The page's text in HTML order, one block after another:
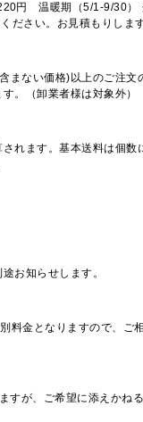
円 温暖期（5/1-9/30）
さい。お見積もりしま
ない価格)以上のご注
。（卸業者様は対象外）
れます。基本送料は個
お知らせします。
料金となりますので、ご
が、ご希望に添えかね